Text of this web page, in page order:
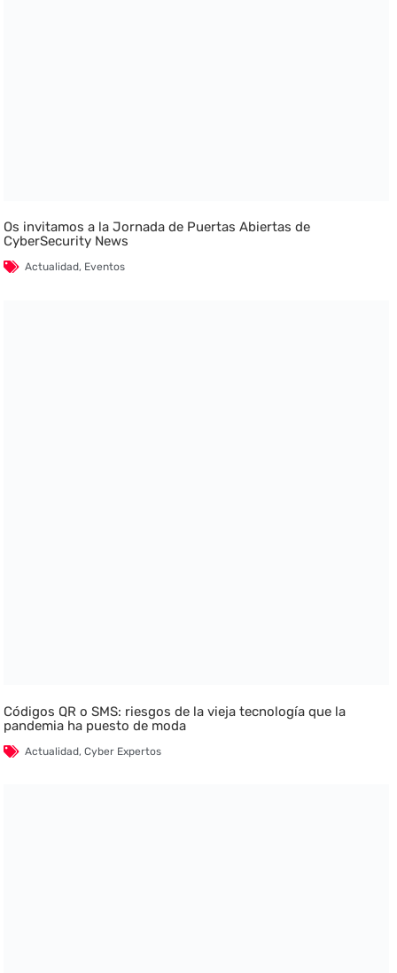
Os invitamos a la Jornada de Puertas Abiertas de
CyberSecurity News
Actualidad, Eventos
Códigos QR o SMS: riesgos de la vieja tecnología que la
pandemia ha puesto de moda
Actualidad,Cyber Expertos